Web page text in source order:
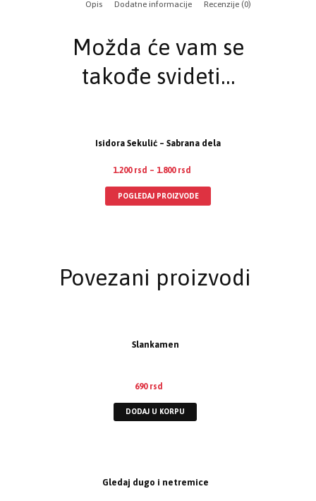
Opis Dodatne informacije Recenzije (0)
Možda će vam se
takođe svideti…
Isidora Sekulić – Sabrana dela
1.200 rsd – 1.800 rsd
POGLEDAJ PROIZVODE
Povezani proizvodi
Slankamen
690 rsd
DODAJ U KORPU
Gledaj dugo i netremice